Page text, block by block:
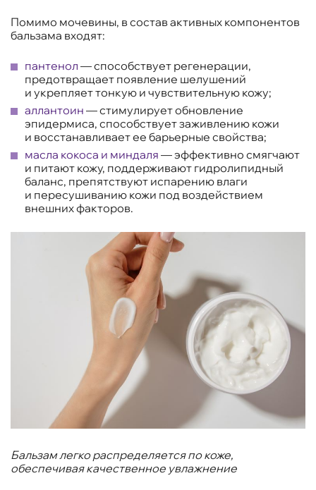
Помимо мочевины, в состав активных компонентов
бальзама входят:
пантенол — способствует регенерации,
предотвращает появление шелушений
и укрепляет тонкую и чувствительную кожу;
аллантоин — стимулирует обновление
эпидермиса, способствует заживлению кожи
и восстанавливает ее барьерные свойства;
масла кокоса и миндаля — эффективно смягчают
и питают кожу, поддерживают гидролипидный
баланс, препятствуют испарению влаги
и пересушиванию кожи под воздействием
внешних факторов.
Бальзам легко распределяется по коже,
обеспечивая качественное увлажнение